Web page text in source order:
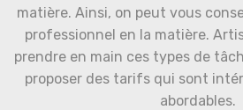
matière. Ainsi, on peut vous
professionnel en la matière.
prendre en main ces types de
proposer des tarifs qui sont
abordables.